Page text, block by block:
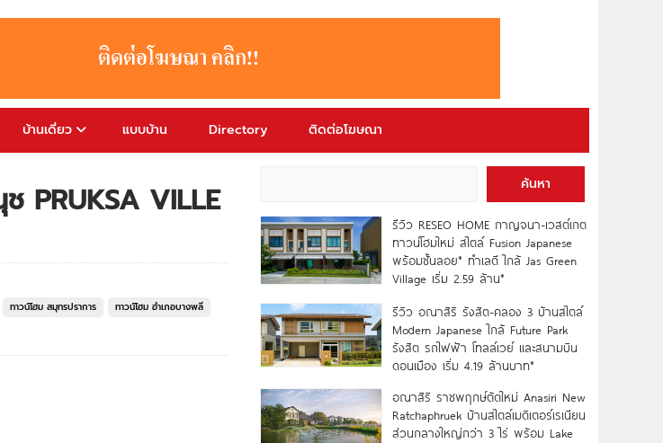
บ้านเดี่ยว แบบบ้าน Directory ติดต่อโฆษณา
PRUKSA VILLE
ทาวน์โฮม สมุทรปราการ
ทาวน์โฮม อำเภอบางพลี
ค้นหา
รีวิว RESEO HOME กาญจนา-เวสต์เกต
ทาวน์โฮมใหม่ สไตล์ Fusion Japanese
พร้อมชั้นลอย* ทำเลดี ใกล้ Jas Green
Village เริ่ม 2.59 ล้าน*
รีวิว อณาสิริ รังสิต-คลอง 3 บ้านสไตล์
Modern Japanese ใกล้ Future Park
รังสิต รถไฟฟ้า โทลล์เวย์ และสนามบิน
ดอนเมือง เริ่ม 4.19 ล้านบาท*
อณาสิริ ราชพฤกษ์ตัดใหม่ Anasiri New
Ratchaphruek บ้านสไตล์เมดิเตอร์เรเนียน
ส่วนกลางใหญ่กว่า 3 ไร่ พร้อม Lake